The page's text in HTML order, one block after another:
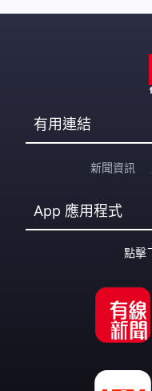
有用連結
新聞資訊
App 應用程式
點擊